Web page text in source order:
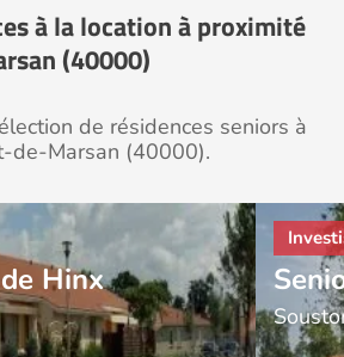
à la location à proximité
(40000)
de résidences seniors à
de-Marsan (40000).
Hinx